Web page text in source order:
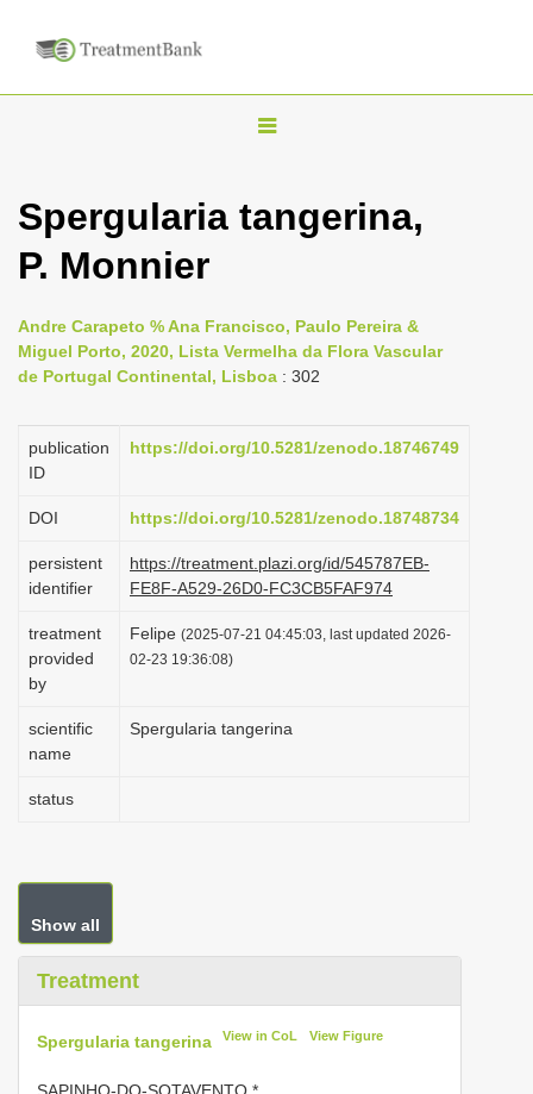
T
g
n
a
i
g
t
i
o
n
Spergularia tangerina,
P. Monnier
Andre Carapeto % Ana Francisco, Paulo Pereira &
Miguel Porto, 2020, Lista Vermelha da Flora Vascular
de Portugal Continental, Lisboa : 302
publication
ID
https://doi.org/10.5281/zenodo.18746749
DOI https://doi.org/10.5281/zenodo.18748734
persistent
identifier
https://treatment.plazi.org/id/545787EB-
FE8F-A529-26D0-FC3CB5FAF974
treatment
provided
by
Felipe (2025-07-21 04:45:03, last updated 2026-
02-23 19:36:08)
scientific
name
Spergularia tangerina
status
Show all
Treatment
Spergularia tangerina View in CoL View Figure
SAPINHO-DO-SOTAVENTO *